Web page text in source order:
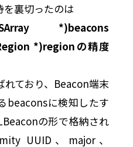
を裏切ったのは
*)beacons
*)regionの精度
れており、Beacon端末
beaconsに検知したす
の形で格納され
UUID、major、